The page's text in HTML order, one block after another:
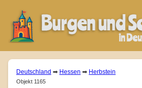
Deutschland ➡ Hessen ➡ Herbstein
Objekt 1165